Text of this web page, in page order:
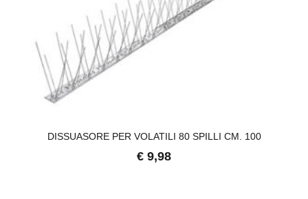
DISSUASORE PER VOLATILI 80 SPILLI CM. 100
€ 9,98